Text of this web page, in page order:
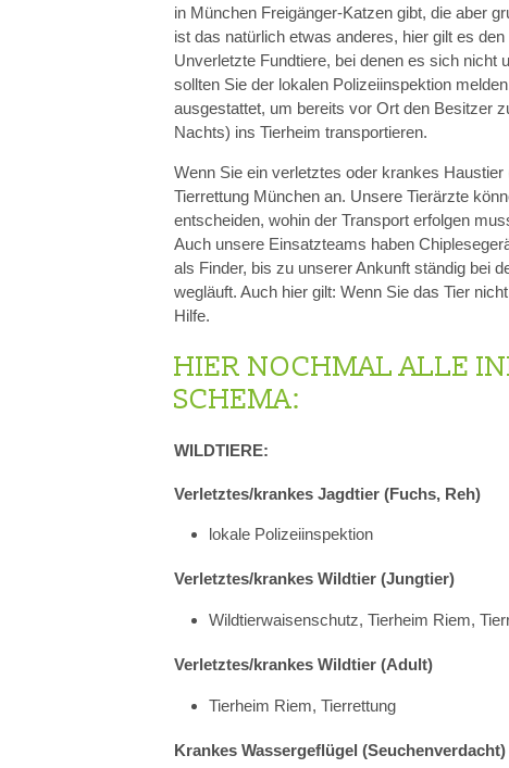
in München Freigänger-Katzen gibt, die aber
ist das natürlich etwas anderes, hier gilt es
Unverletzte Fundtiere, bei denen es sich nicht
sollten Sie der lokalen Polizeiinspektion
ausgestattet, um bereits vor Ort den Besitzer
Nachts) ins Tierheim transportieren.
Wenn Sie ein verletztes oder krankes
Tierrettung München an. Unsere Tierärzte
entscheiden, wohin der Transport erfolgen
Auch unsere Einsatzteams haben
als Finder, bis zu unserer Ankunft ständig bei
wegläuft. Auch hier gilt: Wenn Sie das Tier
Hilfe.
HIER NOCHMAL ALLE
SCHEMA:
WILDTIERE:
Verletztes/krankes Jagdtier (Fuchs, Reh)
lokale Polizeiinspektion
Verletztes/krankes Wildtier (Jungtier)
Wildtierwaisenschutz, Tierheim Riem,
Verletztes/krankes Wildtier (Adult)
Tierheim Riem, Tierrettung
Krankes Wassergeflügel (Seuchenverdacht)